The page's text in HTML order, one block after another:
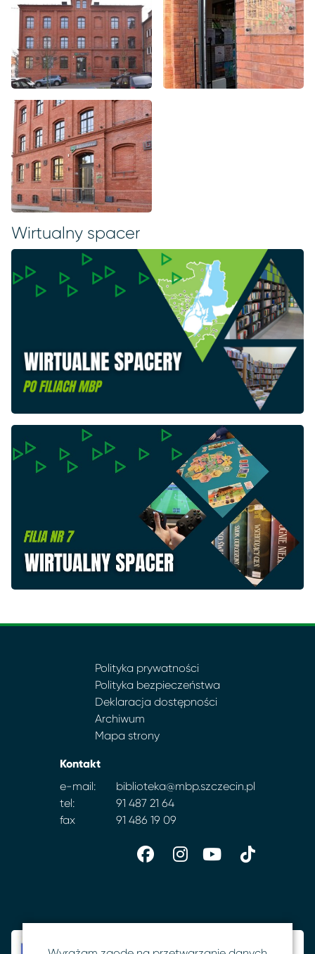
Wirtualny spacer
Polityka prywatności
Polityka bezpieczeństwa
Deklaracja dostępności
Archiwum
Mapa strony
Kontakt
e-mail:
biblioteka@mbp.szczecin.pl
tel:
91 487 21 64
fax
91 486 19 09